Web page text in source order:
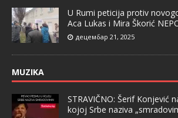
U Rumi peticija protiv
Aca Lukas i Mira Škorić
децембар 21, 2025
MUZIKA
STRAVIČNO: Šerif Konjević
kojoj Srbe naziva